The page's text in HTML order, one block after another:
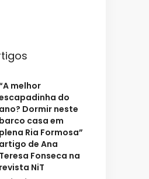
melhor
do
ano? Dormir neste
barco casa em
plena Ria Formosa”
artigo de Ana
Teresa Fonseca na
revista NiT